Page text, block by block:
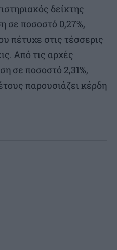
δείκτης
σε ποσοστό 0,27%,
πέτυχε στις τέσσερις
Από τις αρχές
σε ποσοστό 2,31%,
παρουσιάζει κέρδη